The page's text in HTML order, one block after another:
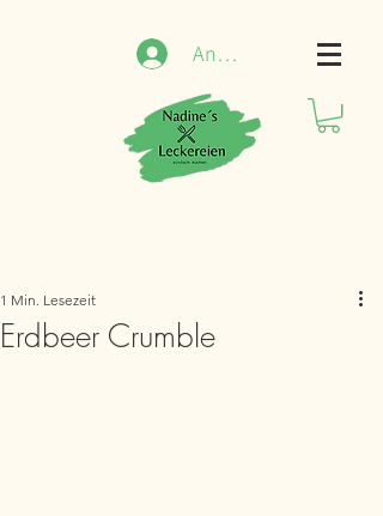
Anmelden
Erdbeer Crumble
1 Min. Lesezeit